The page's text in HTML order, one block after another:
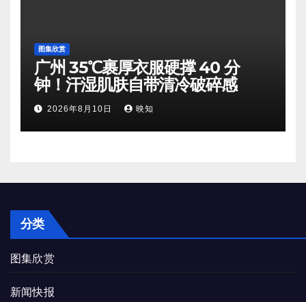
图集欣赏
广州 35℃裹厚衣服硬撑 40 分
钟！汗湿肌肤自带清冷破碎感
2026年8月10日 映知
分类
图集欣赏
新闻快报